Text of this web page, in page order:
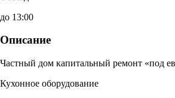
до 13:00
Описание
Частный дом капитальный ремонт «под
Кухонное оборудование